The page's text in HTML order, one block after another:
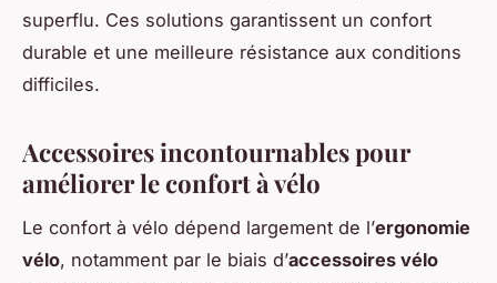
superflu. Ces solutions garantissent un confort
durable et une meilleure résistance aux conditions
difficiles.
Accessoires incontournables pour
améliorer le confort à vélo
Le confort à vélo dépend largement de l’ergonomie
vélo, notamment par le biais d’accessoires vélo